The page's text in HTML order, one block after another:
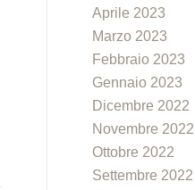
Aprile 2023
Marzo 2023
Febbraio 2023
Gennaio 2023
Dicembre 2022
Novembre 2022
Ottobre 2022
Settembre 2022